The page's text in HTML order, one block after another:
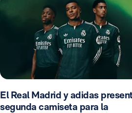
El Real Madrid y adidas
segunda camiseta para la